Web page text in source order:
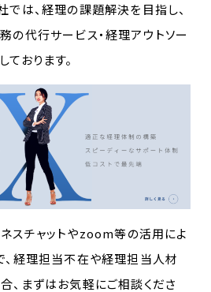
では、経理の課題解決を目指し、
の代行サービス・経理アウトソー
おります。
スチャットやzoom等の活用によ
、経理担当不在や経理担当人材
、まずはお気軽にご相談くださ